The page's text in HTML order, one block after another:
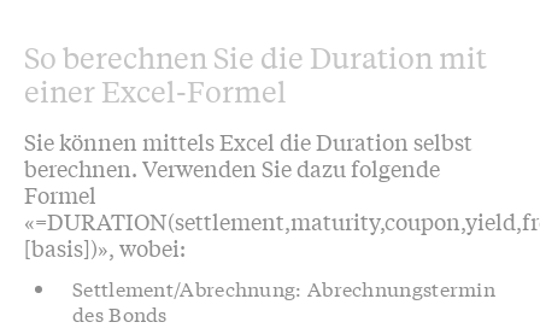
So berechnen Sie die Duration mit
einer Excel-Formel
Sie können mittels Excel die Duration selbst
berechnen. Verwenden Sie dazu folgende
Formel
[basis])», wobei:
Settlement/Abrechnung: Abrechnungstermin
des Bonds